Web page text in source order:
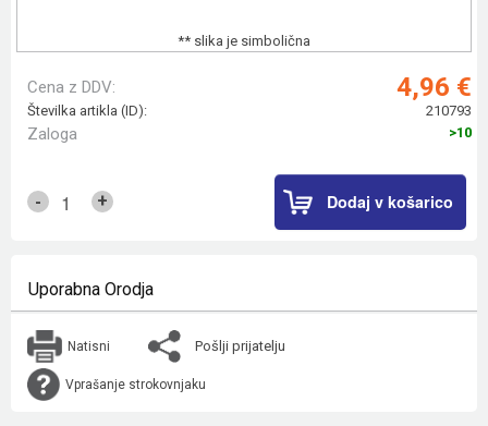
** slika je simbolična
Cena z DDV: 4,96 €
Številka artikla (ID): 210793
Zaloga >10
- + Dodaj v košarico
Uporabna Orodja
Natisni Pošlji prijatelju
Vprašanje strokovnjaku